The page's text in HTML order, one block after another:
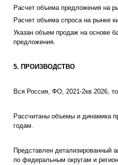
Расчет объема предложения на
Расчет объема спроса на рынке
Указан объем продаж на основе
предложения.
5. ПРОИЗВОДСТВО
Вся Россия, ФО, 2021-2кв.2026,
Рассчитаны объемы и динамика
годам.
Представлен детализированный
по федеральным округам и